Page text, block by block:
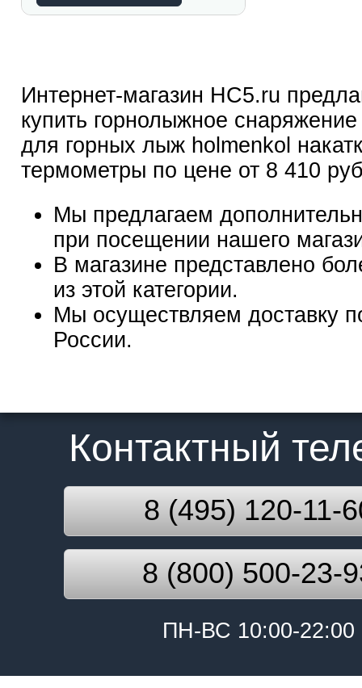
Интернет-магазин HC5.ru
купить горнолыжное
для горных лыж holmenkol
термометры по цене от 8 410
Мы предлагаем
при посещении нашего
В магазине представлено
из этой категории.
Мы осуществляем доставку
России.
Контактный
8 (495) 120-11-
8 (800) 500-23-
ПН-ВС 10:00-22:00